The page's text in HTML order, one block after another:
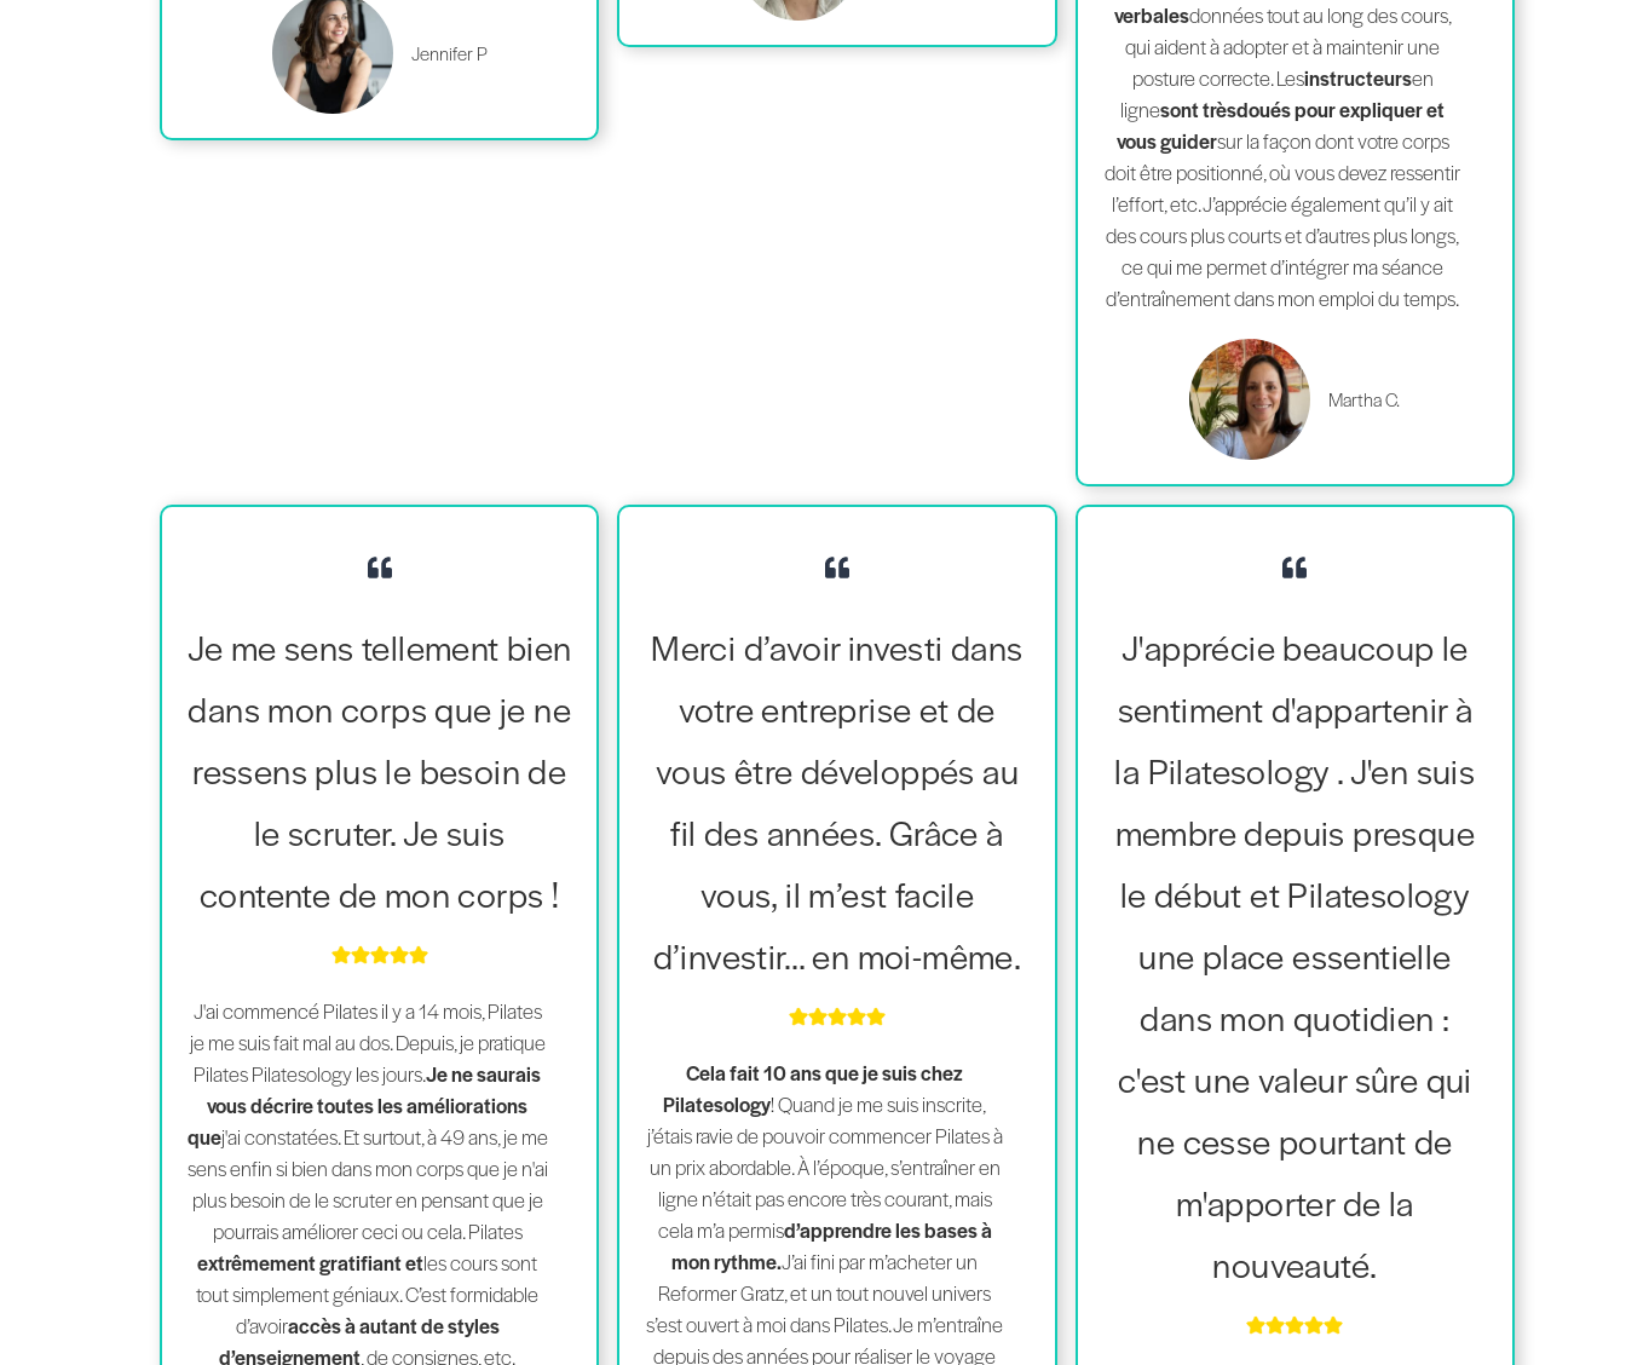
Jennifer P
verbalesdonnées tout au long des cours,
qui aident à adopter et à maintenir une
posture correcte. Lesinstructeursen
lignesont trèsdoués pour expliquer et
vous guidersur la façon dont votre corps
doit être positionné, où vous devez ressentir
l’effort, etc. J’apprécie également qu’il y ait
des cours plus courts et d’autres plus longs,
ce qui me permet d’intégrer ma séance
d’entraînement dans mon emploi du temps.
Martha C.
Je me sens tellement bien
dans mon corps que je ne
ressens plus le besoin de
le scruter. Je suis
contente de mon corps !
J'ai commencé Pilates il y a 14 mois, Pilates
je me suis fait mal au dos. Depuis, je pratique
Pilates Pilatesology les jours.Je ne saurais
vous décrire toutes les améliorations
quej'ai constatées. Et surtout, à 49 ans, je me
sens enfin si bien dans mon corps que je n'ai
plus besoin de le scruter en pensant que je
pourrais améliorer ceci ou cela. Pilates
extrêmement gratifiant etles cours sont
tout simplement géniaux. C’est formidable
d’avoiraccès à autant de styles
d’enseignement, de consignes, etc.
Merci d’avoir investi dans
votre entreprise et de
vous être développés au
fil des années. Grâce à
vous, il m’est facile
d’investir… en moi-même.
Cela fait 10 ans que je suis chez
Pilatesology! Quand je me suis inscrite,
j’étais ravie de pouvoir commencer Pilates à
un prix abordable. À l’époque, s’entraîner en
ligne n’était pas encore très courant, mais
cela m’a permisd’apprendre les bases à
mon rythme.J’ai fini par m’acheter un
Reformer Gratz, et un tout nouvel univers
s’est ouvert à moi dans Pilates. Je m’entraîne
depuis des années pour réaliser le voyage
J'apprécie beaucoup le
sentiment d'appartenir à
la Pilatesology . J'en suis
membre depuis presque
le début et Pilatesology
une place essentielle
dans mon quotidien :
c'est une valeur sûre qui
ne cesse pourtant de
m'apporter de la
nouveauté.